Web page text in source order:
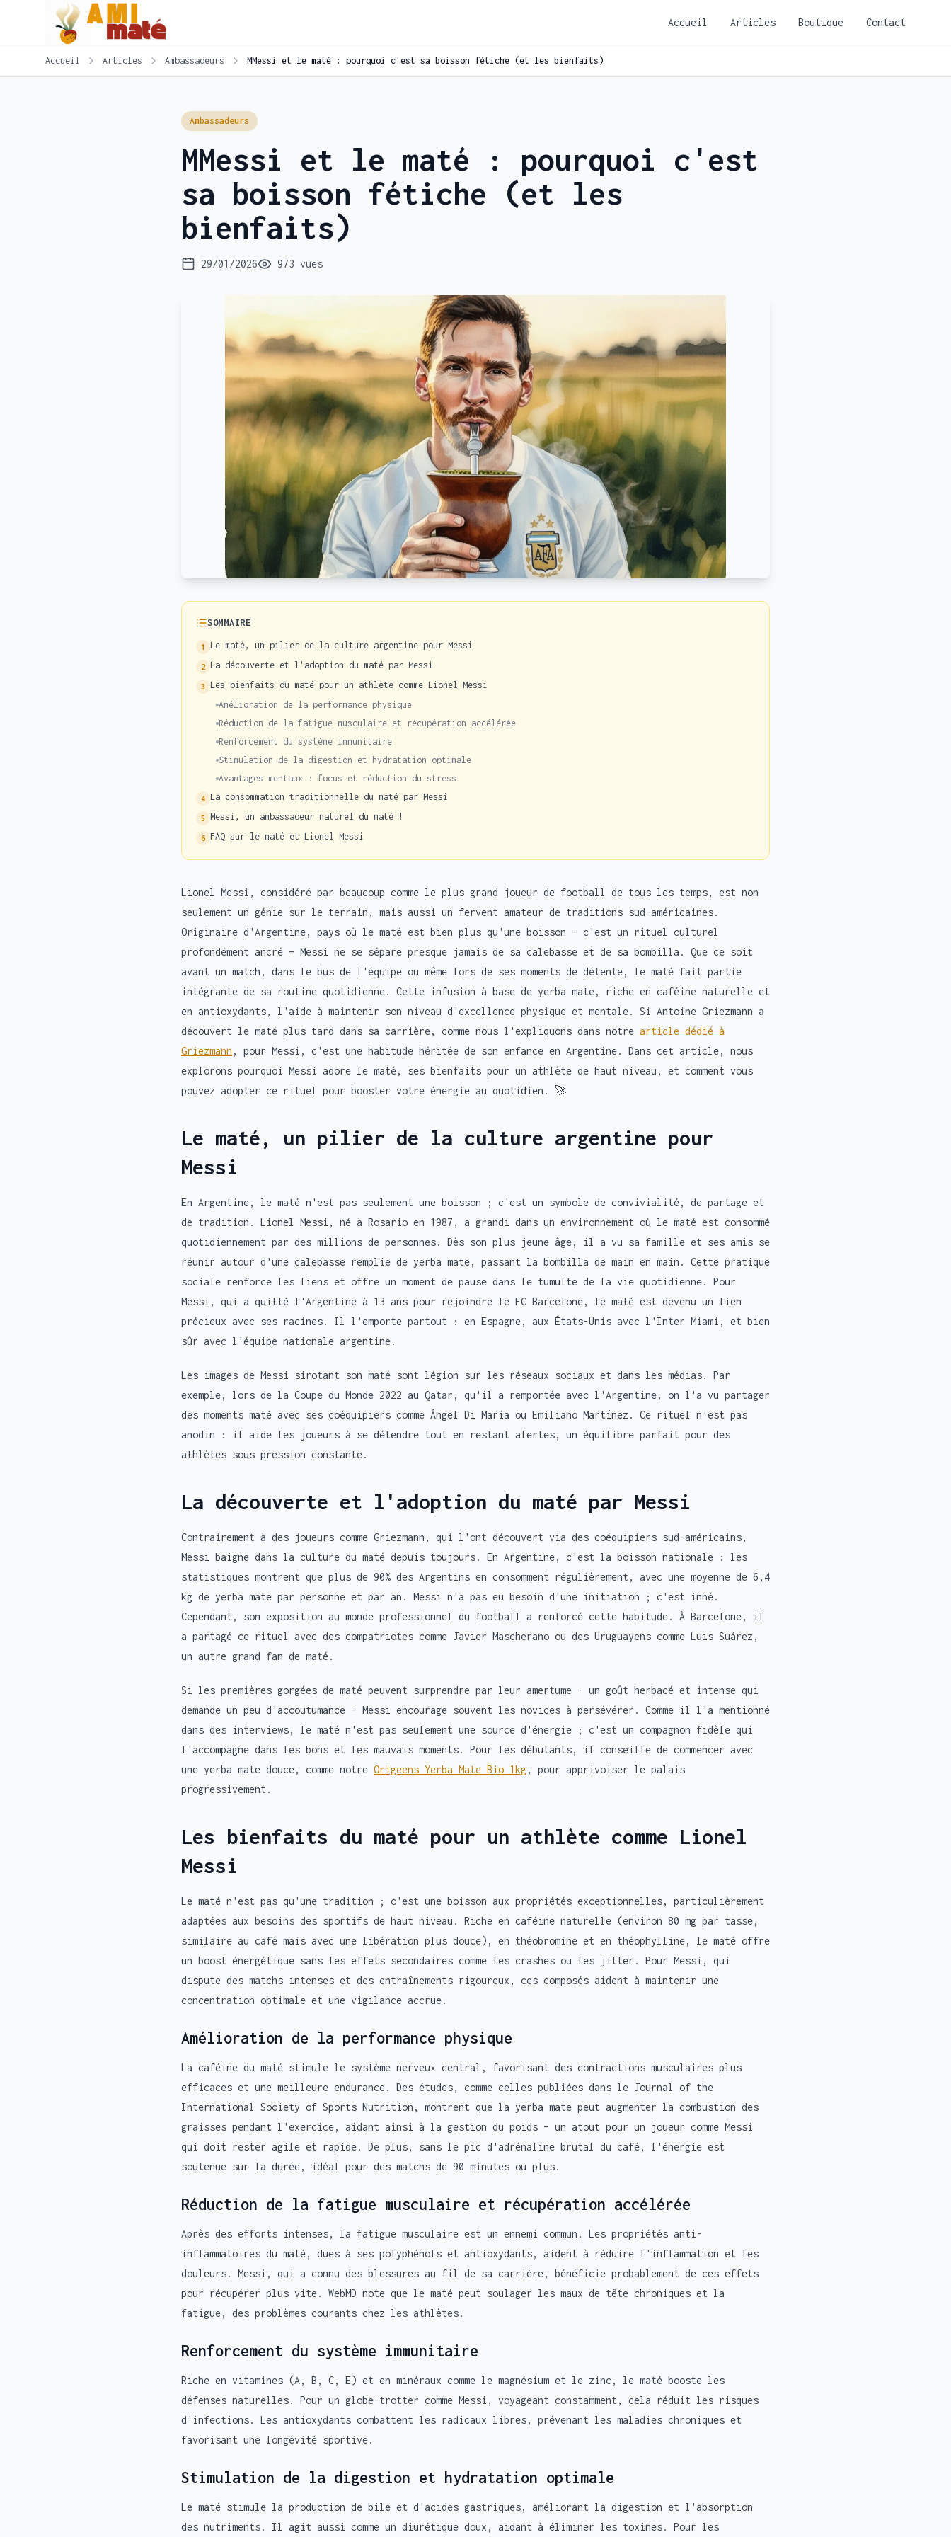
Accueil Articles Boutique Contact
Accueil Articles Ambassadeurs MMessi et le maté : pourquoi c'est sa boisson fétiche (et les bienfaits)
Ambassadeurs
MMessi et le maté : pourquoi c'est
sa boisson fétiche (et les
bienfaits)
29/01/2026 973 vues
SOMMAIRE
1 Le maté, un pilier de la culture argentine pour Messi
2 La découverte et l'adoption du maté par Messi
3
Les bienfaits du maté pour un athlète comme Lionel Messi
Amélioration de la performance physique
Réduction de la fatigue musculaire et récupération accélérée
Renforcement du système immunitaire
Stimulation de la digestion et hydratation optimale
Avantages mentaux : focus et réduction du stress
4 La consommation traditionnelle du maté par Messi
5 Messi, un ambassadeur naturel du maté !
6 FAQ sur le maté et Lionel Messi
Lionel Messi, considéré par beaucoup comme le plus grand joueur de football de tous les temps, est non
seulement un génie sur le terrain, mais aussi un fervent amateur de traditions sud-américaines.
Originaire d'Argentine, pays où le maté est bien plus qu'une boisson – c'est un rituel culturel
profondément ancré – Messi ne se sépare presque jamais de sa calebasse et de sa bombilla. Que ce soit
avant un match, dans le bus de l'équipe ou même lors de ses moments de détente, le maté fait partie
intégrante de sa routine quotidienne. Cette infusion à base de yerba mate, riche en caféine naturelle et
en antioxydants, l'aide à maintenir son niveau d'excellence physique et mentale. Si Antoine Griezmann a
découvert le maté plus tard dans sa carrière, comme nous l'expliquons dans notre article dédié à
Griezmann , pour Messi, c'est une habitude héritée de son enfance en Argentine. Dans cet article, nous
explorons pourquoi Messi adore le maté, ses bienfaits pour un athlète de haut niveau, et comment vous
pouvez adopter ce rituel pour booster votre énergie au quotidien. 🚀
Le maté, un pilier de la culture argentine pour
Messi
En Argentine, le maté n'est pas seulement une boisson ; c'est un symbole de convivialité, de partage et
de tradition. Lionel Messi, né à Rosario en 1987, a grandi dans un environnement où le maté est consommé
quotidiennement par des millions de personnes. Dès son plus jeune âge, il a vu sa famille et ses amis se
réunir autour d'une calebasse remplie de yerba mate, passant la bombilla de main en main. Cette pratique
sociale renforce les liens et offre un moment de pause dans le tumulte de la vie quotidienne. Pour
Messi, qui a quitté l'Argentine à 13 ans pour rejoindre le FC Barcelone, le maté est devenu un lien
précieux avec ses racines. Il l'emporte partout : en Espagne, aux États-Unis avec l'Inter Miami, et bien
sûr avec l'équipe nationale argentine.
Les images de Messi sirotant son maté sont légion sur les réseaux sociaux et dans les médias. Par
exemple, lors de la Coupe du Monde 2022 au Qatar, qu'il a remportée avec l'Argentine, on l'a vu partager
des moments maté avec ses coéquipiers comme Ángel Di María ou Emiliano Martínez. Ce rituel n'est pas
anodin : il aide les joueurs à se détendre tout en restant alertes, un équilibre parfait pour des
athlètes sous pression constante.
La découverte et l'adoption du maté par Messi
Contrairement à des joueurs comme Griezmann, qui l'ont découvert via des coéquipiers sud-américains,
Messi baigne dans la culture du maté depuis toujours. En Argentine, c'est la boisson nationale : les
statistiques montrent que plus de 90% des Argentins en consomment régulièrement, avec une moyenne de 6,4
kg de yerba mate par personne et par an. Messi n'a pas eu besoin d'une initiation ; c'est inné.
Cependant, son exposition au monde professionnel du football a renforcé cette habitude. À Barcelone, il
a partagé ce rituel avec des compatriotes comme Javier Mascherano ou des Uruguayens comme Luis Suárez,
un autre grand fan de maté.
Si les premières gorgées de maté peuvent surprendre par leur amertume – un goût herbacé et intense qui
demande un peu d'accoutumance – Messi encourage souvent les novices à persévérer. Comme il l'a mentionné
dans des interviews, le maté n'est pas seulement une source d'énergie ; c'est un compagnon fidèle qui
l'accompagne dans les bons et les mauvais moments. Pour les débutants, il conseille de commencer avec
une yerba mate douce, comme notre Origeens Yerba Mate Bio 1kg, pour apprivoiser le palais
progressivement.
Les bienfaits du maté pour un athlète comme Lionel
Messi
Le maté n'est pas qu'une tradition ; c'est une boisson aux propriétés exceptionnelles, particulièrement
adaptées aux besoins des sportifs de haut niveau. Riche en caféine naturelle (environ 80 mg par tasse,
similaire au café mais avec une libération plus douce), en théobromine et en théophylline, le maté offre
un boost énergétique sans les effets secondaires comme les crashes ou les jitter. Pour Messi, qui
dispute des matchs intenses et des entraînements rigoureux, ces composés aident à maintenir une
concentration optimale et une vigilance accrue.
Amélioration de la performance physique
La caféine du maté stimule le système nerveux central, favorisant des contractions musculaires plus
efficaces et une meilleure endurance. Des études, comme celles publiées dans le Journal of the
International Society of Sports Nutrition, montrent que la yerba mate peut augmenter la combustion des
graisses pendant l'exercice, aidant ainsi à la gestion du poids – un atout pour un joueur comme Messi
qui doit rester agile et rapide. De plus, sans le pic d'adrénaline brutal du café, l'énergie est
soutenue sur la durée, idéal pour des matchs de 90 minutes ou plus.
Réduction de la fatigue musculaire et récupération accélérée
Après des efforts intenses, la fatigue musculaire est un ennemi commun. Les propriétés anti-
inflammatoires du maté, dues à ses polyphénols et antioxydants, aident à réduire l'inflammation et les
douleurs. Messi, qui a connu des blessures au fil de sa carrière, bénéficie probablement de ces effets
pour récupérer plus vite. WebMD note que le maté peut soulager les maux de tête chroniques et la
fatigue, des problèmes courants chez les athlètes.
Renforcement du système immunitaire
Riche en vitamines (A, B, C, E) et en minéraux comme le magnésium et le zinc, le maté booste les
défenses naturelles. Pour un globe-trotter comme Messi, voyageant constamment, cela réduit les risques
d'infections. Les antioxydants combattent les radicaux libres, prévenant les maladies chroniques et
favorisant une longévité sportive.
Stimulation de la digestion et hydratation optimale
Le maté stimule la production de bile et d'acides gastriques, améliorant la digestion et l'absorption
des nutriments. Il agit aussi comme un diurétique doux, aidant à éliminer les toxines. Pour les